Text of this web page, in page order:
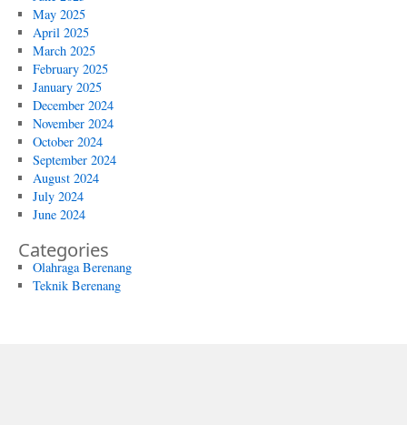
May 2025
April 2025
March 2025
February 2025
January 2025
December 2024
November 2024
October 2024
September 2024
August 2024
July 2024
June 2024
Categories
Olahraga Berenang
Teknik Berenang